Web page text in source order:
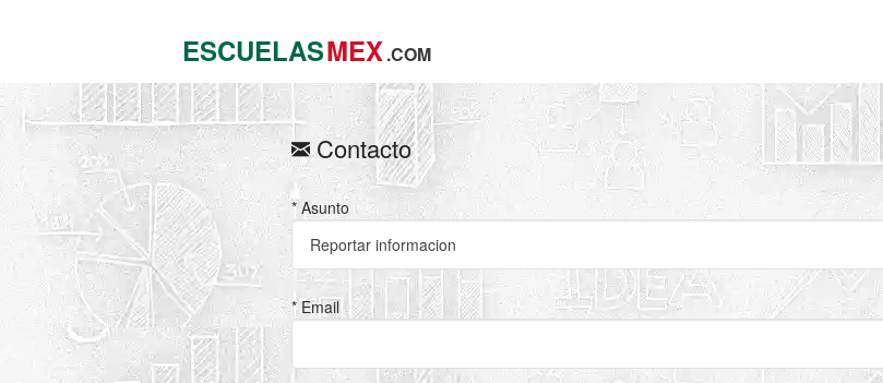
ESCUELASMEX.COM
Contacto
* Asunto
* Email